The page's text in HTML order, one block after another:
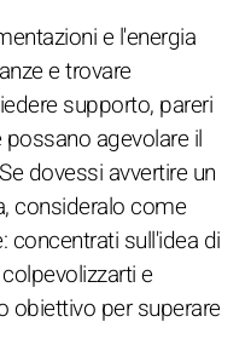
e l'energia
e trovare
supporto, pareri
agevolare il
dovessi avvertire un
consideralo come
concentrati sull'idea di
e
obiettivo per superare